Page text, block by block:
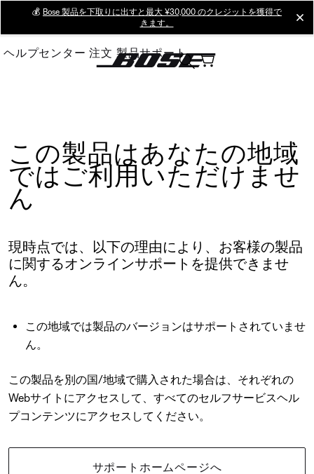
Main
💰 Bose 製品を下取りに出すと最大 ¥30,000 のクレジットを獲得で
きます。
ヘルプセンター 注文 製品サポート
この製品はあなたの地域
ではご利用いただけませ
ん
現時点では、以下の理由により、お客様の製品
に関するオンラインサポートを提供できませ
ん。
この地域では製品のバージョンはサポートされていませ
ん。
この製品を別の国/地域で購入された場合は、それぞれの
Webサイトにアクセスして、すべてのセルフサービスヘル
プコンテンツにアクセスしてください。
サポートホームページへ